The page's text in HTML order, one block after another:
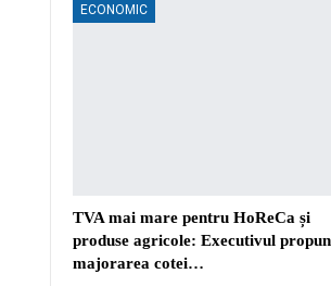
ECONOMIC
TVA mai mare pentru HoReCa și
produse agricole: Executivul
majorarea cotei…